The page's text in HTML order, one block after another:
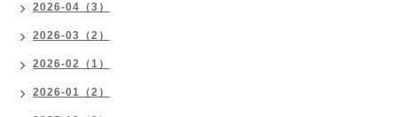
2026-04（3）
2026-03（2）
2026-02（1）
2026-01（2）